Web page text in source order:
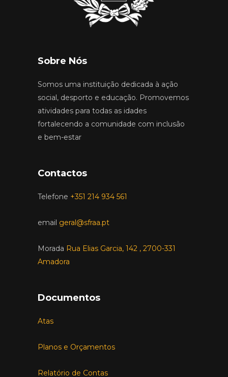
Sobre Nós
Somos uma instituição dedicada à ação
social, desporto e educação. Promovemos
atividades para todas as idades
fortalecendo a comunidade com inclusão
e bem-estar
Contactos
Telefone +351 214 934 561
email geral@sfraa.pt
Morada Rua Elias Garcia, 142 , 2700-331
Amadora
Documentos
Atas
Planos e Orçamentos
Relatório de Contas